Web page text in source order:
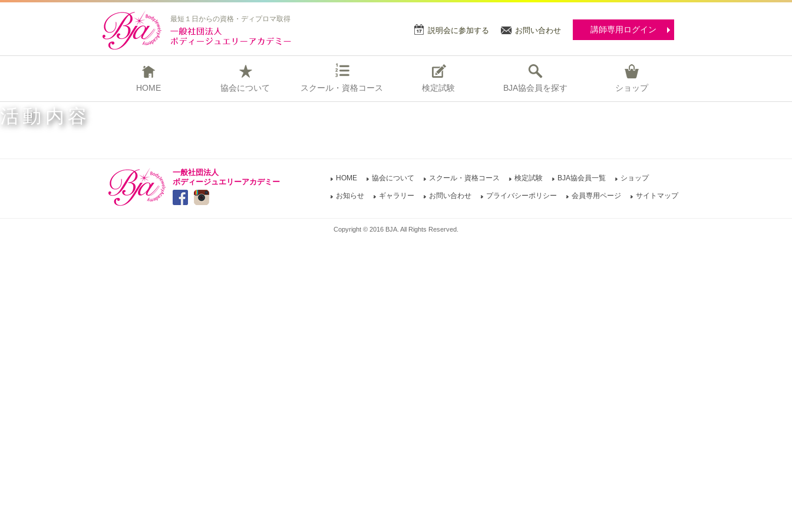
最短１日からの資格・ディプロマ取得
説明会に参加する お問い合わせ 講師専用ログイン
HOME 協会について スクール・資格コース 検定試験 BJA協会員を探す ショップ
活動内容
一般社団法人
ボディージュエリーアカデミー
HOME 協会について スクール・資格コース 検定試験 BJA協会員一覧 ショップ
お知らせ ギャラリー お問い合わせ プライバシーポリシー 会員専用ページ サイトマップ
Copyright © 2016 BJA. All Rights Reserved.